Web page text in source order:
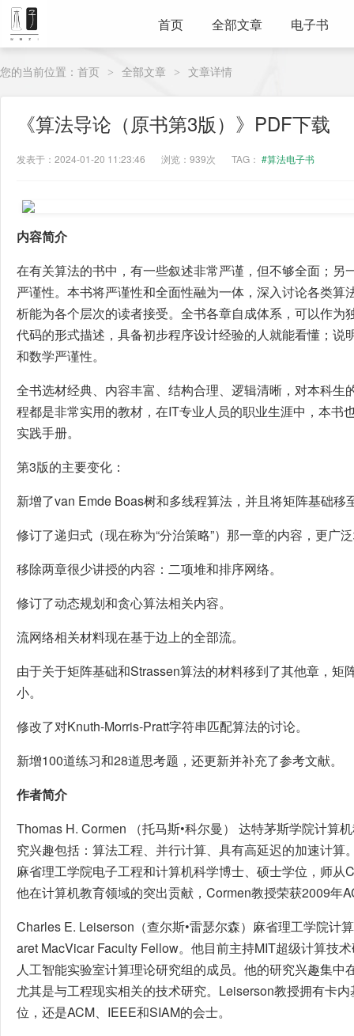
首页 全部文章 电子书
您的当前位置： 首页 > 全部文章 > 文章详情
《算法导论（原书第3版）》PDF下载
发表于：2024-01-20 11:23:46 浏览：939次 TAG： #算法电子书
内容简介
在有关算法的书中，有一些叙述非常严谨，但不够全面；另
严谨性。本书将严谨性和全面性融为一体，深入讨论各类算
析能为各个层次的读者接受。全书各章自成体系，可以作为
代码的形式描述，具备初步程序设计经验的人就能看懂；说
和数学严谨性。
全书选材经典、内容丰富、结构合理、逻辑清晰，对本科生
程都是非常实用的教材，在IT专业人员的职业生涯中，本书
实践手册。
第3版的主要变化：
新增了van Emde Boas树和多线程算法，并且将矩阵基础移
修订了递归式（现在称为“分治策略”）那一章的内容，更广
移除两章很少讲授的内容：二项堆和排序网络。
修订了动态规划和贪心算法相关内容。
流网络相关材料现在基于边上的全部流。
由于关于矩阵基础和Strassen算法的材料移到了其他章，矩
小。
修改了对Knuth-Morris-Pratt字符串匹配算法的讨论。
新增100道练习和28道思考题，还更新并补充了参考文献。
作者简介
Thomas H. Cormen （托马斯•科尔曼） 达特茅斯学院计算
究兴趣包括：算法工程、并行计算、具有高延迟的加速计算
麻省理工学院电子工程和计算机科学博士、硕士学位，师从
他在计算机教育领域的突出贡献，Cormen教授荣获2009年
Charles E. Leiserson（查尔斯•雷瑟尔森）麻省理工学院计
aret MacVicar Faculty Fellow。他目前主持MIT超级计算技
人工智能实验室计算理论研究组的成员。他的研究兴趣集中
尤其是与工程现实相关的技术研究。Leiserson教授拥有卡
位，还是ACM、IEEE和SIAM的会士。